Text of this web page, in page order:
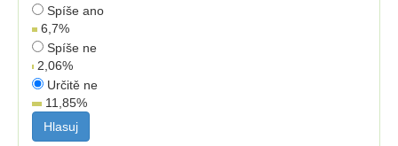
Spíše ano
6,7%
Spíše ne
2,06%
Určitě ne
11,85%